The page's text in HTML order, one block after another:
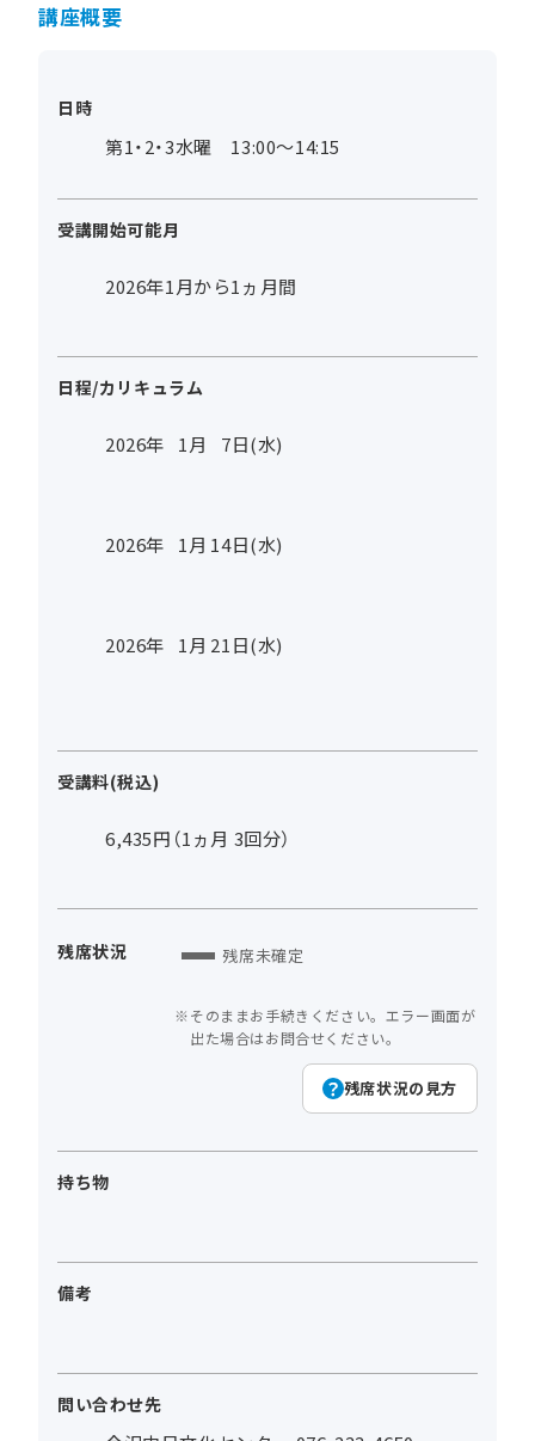
講座概要
日時
第1・2・3水曜 13:00～14:15
受講開始可能月
2026年1月から1ヵ月間
日程/カリキュラム
2026年 1月 7日(水)
2026年 1月 14日(水)
2026年 1月 21日(水)
受講料(税込)
6,435円（1ヵ月 3回分）
残席状況 残席未確定
そのままお手続きください。エラー画面が
出た場合はお問合せください。
残席状況の見方
持ち物
備考
問い合わせ先